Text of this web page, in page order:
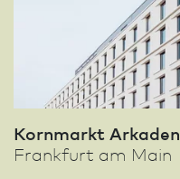
Kornmarkt Arkaden
Frank­furt am Main